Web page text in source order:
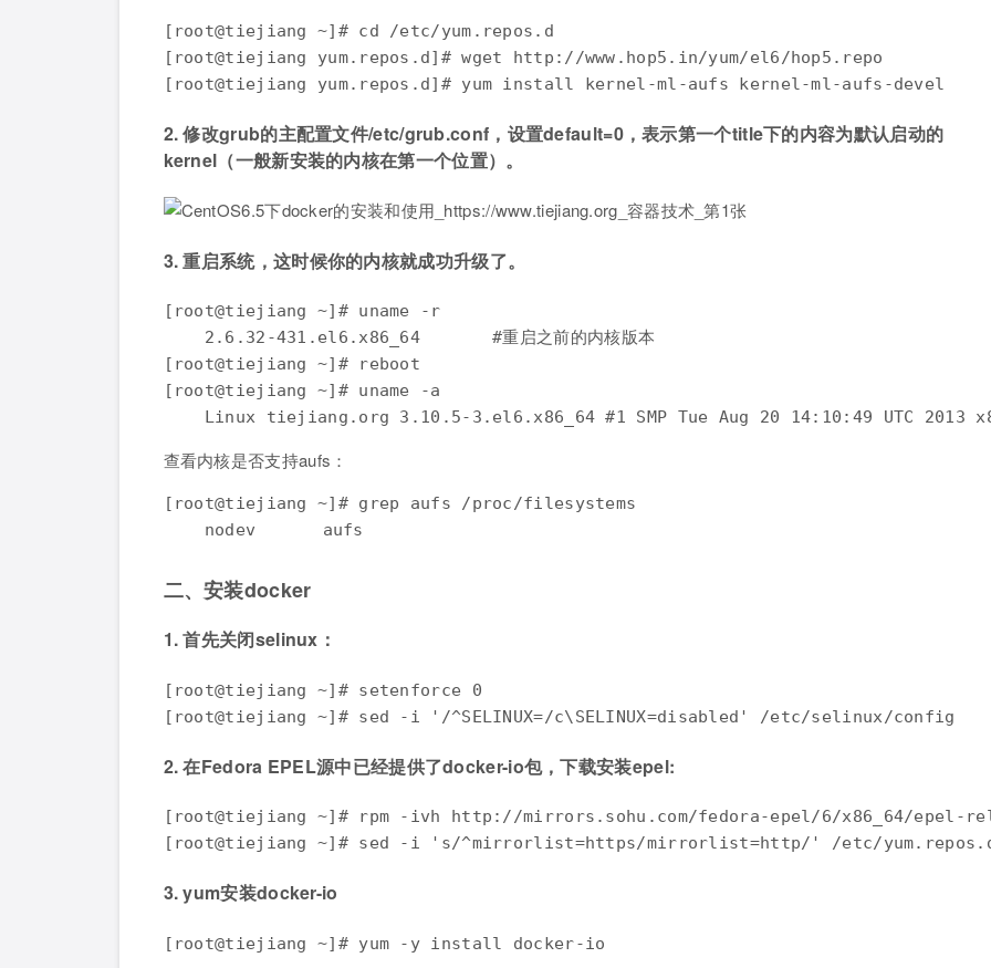
[root@tiejiang ~]# cd /etc/yum.repos.d
[root@tiejiang yum.repos.d]# wget http://www.hop5.in/yum/el6/hop5.repo
[root@tiejiang yum.repos.d]# yum install kernel-ml-aufs kernel-ml-aufs-devel
2. 修改grub的主配置文件/etc/grub.conf，设置default=0，表示第一个title下的内容为默认启动的
kernel（一般新安装的内核在第一个位置）。
3. 重启系统，这时候你的内核就成功升级了。
[root@tiejiang ~]# uname -r
    2.6.32-431.el6.x86_64       #重启之前的内核版本
[root@tiejiang ~]# reboot
[root@tiejiang ~]# uname -a
Linux tiejiang.org 3.10.5-3.el6.x86_64 #1 SMP Tue Aug 20 14:10:49 UTC 2013
查看内核是否支持aufs：
[root@tiejiang ~]# grep aufs /proc/filesystems
    nodev	aufs
二、安装docker
1. 首先关闭selinux：
[root@tiejiang ~]# setenforce 0
[root@tiejiang ~]# sed -i '/^SELINUX=/c\SELINUX=disabled' /etc/selinux/config
2. 在Fedora EPEL源中已经提供了docker-io包，下载安装epel:
[root@tiejiang ~]# rpm -ivh http://mirrors.sohu.com/fedora-epel/6/x86_64/epel-
[root@tiejiang ~]# sed -i 's/^mirrorlist=https/mirrorlist=http/' /etc/
3. yum安装docker-io
[root@tiejiang ~]# yum -y install docker-io